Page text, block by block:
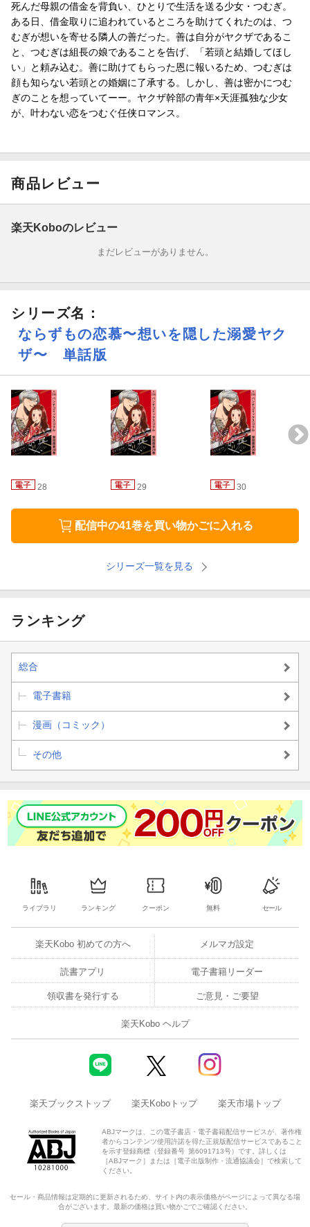
死んだ母親の借金を背負い、ひとりで生活を送る少女・つむぎ。
ある日、借金取りに追われているところを助けてくれたのは、つ
むぎが想いを寄せる隣人の善だった。善は自分がヤクザであるこ
と、つむぎは組長の娘であることを告げ、「若頭と結婚してほし
い」と頼み込む。善に助けてもらった恩に報いるため、つむぎは
顔も知らない若頭との婚姻に了承する。しかし、善は密かにつむ
ぎのことを想っていてーー。ヤクザ幹部の青年×天涯孤独な少女
が、叶わない恋をつむぐ任侠ロマンス。
商品レビュー
楽天Koboのレビュー
まだレビューがありません。
シリーズ名：
ならずもの恋慕〜想いを隠した溺愛ヤク
ザ〜 単話版
28 29 30
配信中の41巻を買い物かごに入れる
シリーズ一覧を見る
ランキング
総合
電子書籍
漫画（コミック）
その他
ライブラリ ランキング クーポン 無料 セール
楽天Kobo 初めての方へ メルマガ設定
読書アプリ 電子書籍リーダー
領収書を発行する ご意見・ご要望
楽天Kobo ヘルプ
楽天ブックストップ 楽天Koboトップ 楽天市場トップ
ABJマークは、この電子書店・電子書籍配信サービスが、著作権
者からコンテンツ使用許諾を得た正規版配信サービスであること
を示す登録商標（登録番号 第6091713号）です。詳しくは
［ABJマーク］または［電子出版制作・流通協議会］で検索して
ください。
セール・商品情報は定期的に更新されるため、サイト内の表示価格がページによって異なる場
合がございます。最新の価格は買い物かごでご確認ください。